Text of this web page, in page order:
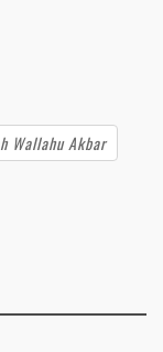
Wallahu Akbar